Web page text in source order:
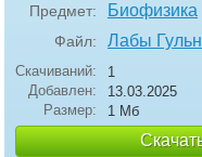
Предмет: Биофизика
Файл: Лабы
Скачиваний:
1
Добавлен:
13.03.2025
Размер:
1 Мб